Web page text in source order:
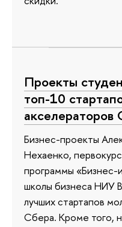
Проекты
топ-10
акселераторов
Бизнес-проекты
Нехаенко,
программы
школы бизнеса НИУ
лучших стартапов
Сбера. Кроме того,